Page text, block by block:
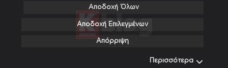
Αποδοχή Όλων
Αποδοχή Επιλεγμένων
Απόρριψη
Περισσότερα